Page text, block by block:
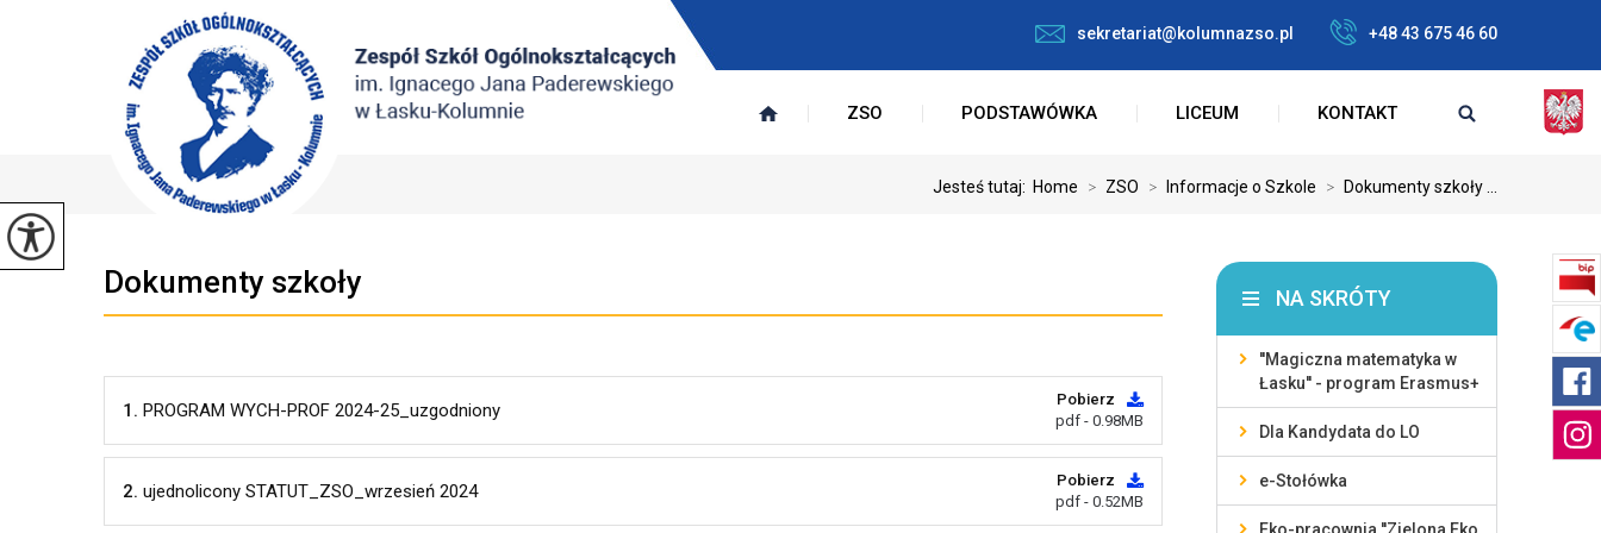
sekretariat@kolumnazso.pl +48 43 675 46 60
ZSO PODSTAWÓWKA LICEUM KONTAKT
Jesteś tutaj: Home > ZSO > Informacje o Szkole > Dokumenty szkoły ...
Dokumenty szkoły
1. PROGRAM WYCH-PROF 2024-25_uzgodniony
Pobierz
pdf - 0.98MB
2. ujednolicony STATUT_ZSO_wrzesień 2024
Pobierz
pdf - 0.52MB
NA SKRÓTY
''Magiczna matematyka w
Łasku'' - program Erasmus+
Dla Kandydata do LO
e-Stołówka